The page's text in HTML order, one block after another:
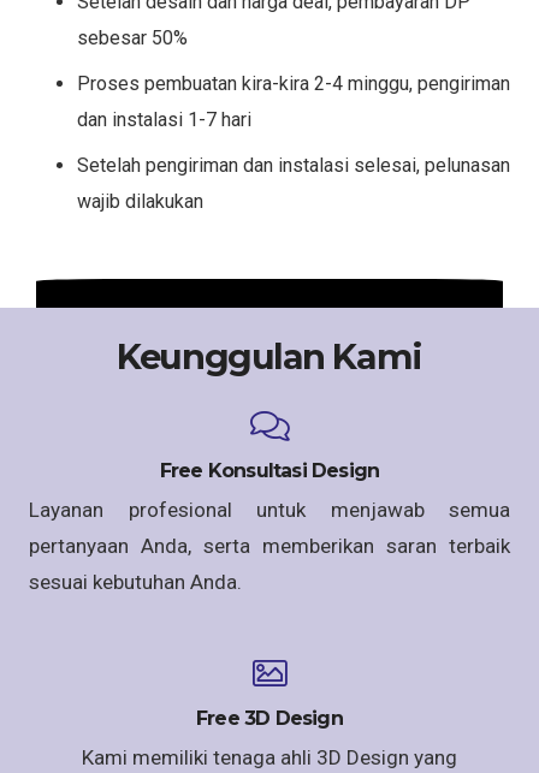
sebesar 50%
Proses pembuatan kira-kira 2-4 minggu, pengiriman
dan instalasi 1-7 hari
Setelah pengiriman dan instalasi selesai, pelunasan
wajib dilakukan
Keunggulan Kami
Free Konsultasi Design
Layanan profesional untuk menjawab semua
pertanyaan Anda, serta memberikan saran terbaik
sesuai kebutuhan Anda.
Free 3D Design
Kami memiliki tenaga ahli 3D Design yang